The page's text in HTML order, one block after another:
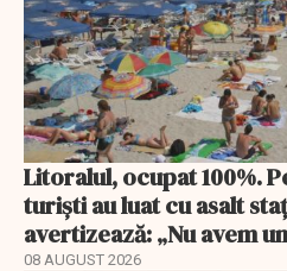
Litoralul, ocupat 100%.
turiști au luat cu asalt
avertizează: „Nu avem
08 AUGUST 2026